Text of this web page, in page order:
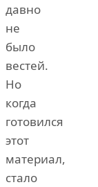
давно
не
было
вестей.
Но
когда
готовился
этот
материал,
стало